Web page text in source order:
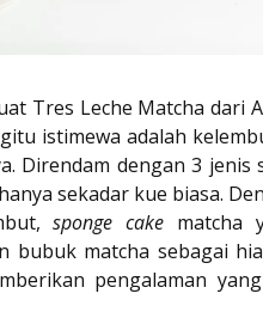
Tres Leche Matcha dari
istimewa adalah
Direndam dengan 3 jenis
sekadar kue biasa.
sponge cake matcha
bubuk matcha sebagai
pengalaman